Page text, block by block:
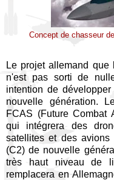
Concept de chasseur
Le projet allemand
n'est pas sorti de
intention de
nouvelle génération.
FCAS (Future Combat
qui intégrera des
satellites et des avions
(C2) de nouvelle
très haut niveau de
remplacera en